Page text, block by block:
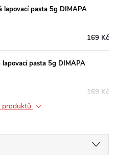
lapovací pasta 5g DIMAPA
169 Kč
pasta 5g DIMAPA
169 Kč
produktů